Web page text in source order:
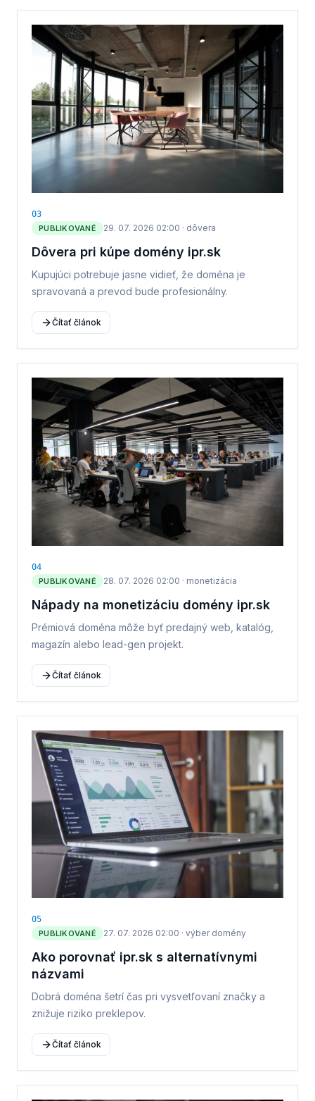
03
PUBLIKOVANÉ
29. 07. 2026 02:00 · dôvera
Dôvera pri kúpe domény ipr.sk
Kupujúci potrebuje jasne vidieť, že doména je
spravovaná a prevod bude profesionálny.
Čítať článok
04
PUBLIKOVANÉ
28. 07. 2026 02:00 · monetizácia
Nápady na monetizáciu domény ipr.sk
Prémiová doména môže byť predajný web, katalóg,
magazín alebo lead-gen projekt.
Čítať článok
05
PUBLIKOVANÉ
27. 07. 2026 02:00 ·výber domény
Ako porovnať ipr.sk s alternatívnymi
názvami
Dobrá doména šetrí čas pri vysvetľovaní značky a
znižuje riziko preklepov.
Čítať článok